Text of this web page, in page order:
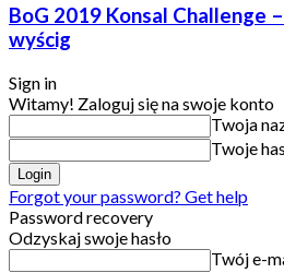
BoG 2019 Konsal Challenge
wyścig
Sign in
Witamy! Zaloguj się na swoje konto
Twoja
Twoje
Forgot your password? Get help
Password recovery
Odzyskaj swoje hasło
Twój e-